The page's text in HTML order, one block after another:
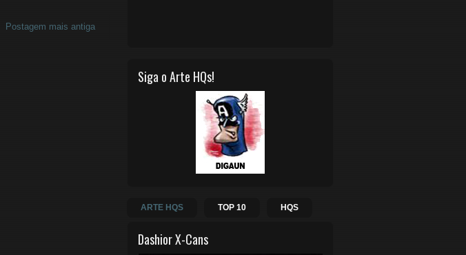
Postagem mais antiga
Siga o Arte HQs!
ARTE HQS TOP 10 HQS
Dashior X-Cans